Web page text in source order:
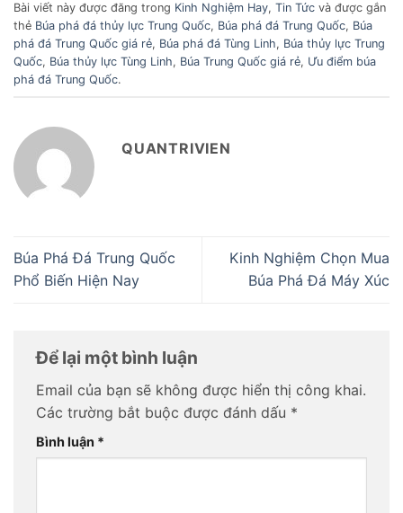
Bài viết này được đăng trong Kinh Nghiệm Hay, Tin Tức và được gắn
thẻ Búa phá đá thủy lực Trung Quốc, Búa phá đá Trung Quốc, Búa
phá đá Trung Quốc giá rẻ, Búa phá đá Tùng Linh, Búa thủy lực Trung
Quốc, Búa thủy lực Tùng Linh, Búa Trung Quốc giá rẻ, Ưu điểm búa
phá đá Trung Quốc.
QUANTRIVIEN
Búa Phá Đá Trung Quốc
Phổ Biến Hiện Nay
Kinh Nghiệm Chọn Mua
Búa Phá Đá Máy Xúc
Để lại một bình luận
Email của bạn sẽ không được hiển thị công khai.
Các trường bắt buộc được đánh dấu *
Bình luận *